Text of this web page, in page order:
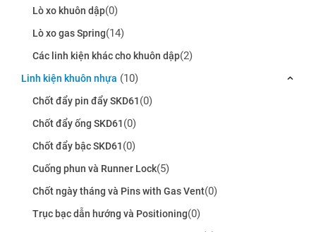
Lò xo khuôn dập(0)
Lò xo gas Spring(14)
Các linh kiện khác cho khuôn dập(2)
Linh kiện khuôn nhựa (10)
Chốt đẩy pin đẩy SKD61(0)
Chốt đẩy ống SKD61(0)
Chốt đẩy bậc SKD61(0)
Cuống phun và Runner Lock(5)
Chốt ngày tháng và Pins with Gas Vent(0)
Trục bạc dẫn hướng và Positioning(0)